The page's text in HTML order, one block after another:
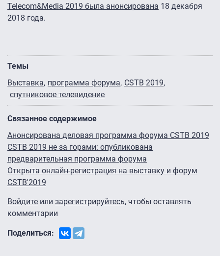
Telecom&Media 2019 была анонсирована 18 декабря
2018 года.
Темы
Выставка программа форума CSTB 2019
спутниковое телевидение
Связанное содержимое
Анонсирована деловая программа форума CSTB 2019
CSTB 2019 не за горами: опубликована
предварительная программа форума
Открыта онлайн-регистрация на выставку и форум
CSTB'2019
Войдите или зарегистрируйтесь, чтобы оставлять
комментарии
Поделиться: